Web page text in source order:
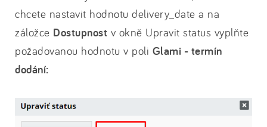
chcete nastavit hodnotu delivery_date a na
záložce Dostupnost v okně Upravit status vyplňte
požadovanou hodnotu v poli Glami - termín
dodání: